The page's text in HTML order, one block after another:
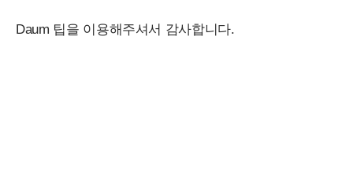
Daum 팁을 이용해주셔서 감사합니다.